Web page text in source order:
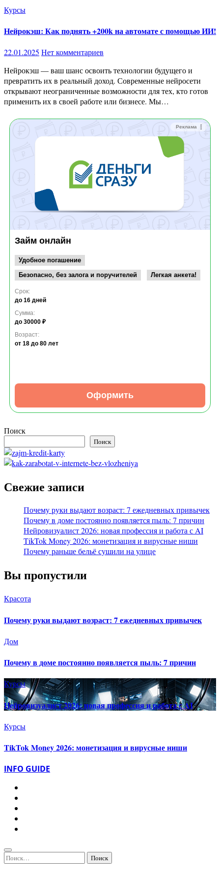
Курсы
Нейрокэш: Как поднять +200k на автомате с помощью ИИ!
22.01.2025 Нет комментариев
Нейрокэш — ваш шанс освоить технологии будущего и
превратить их в реальный доход. Современные нейросети
открывают неограниченные возможности для тех, кто готов
применить их в своей работе или бизнесе. Мы…
Реклама
Займ онлайн
Удобное погашение
Безопасно, без залога и поручителей
Легкая анкета!
Срок:
до 16 дней
Сумма:
до 30000 ₽
Возраст:
от 18 до 80 лет
Оформить
Поиск
Поиск
Свежие записи
Почему руки выдают возраст: 7 ежедневных привычек
Почему в доме постоянно появляется пыль: 7 причин
Нейровизуалист 2026: новая профессия и работа с AI
TikTok Money 2026: монетизация и вирусные ниши
Почему раньше бельё сушили на улице
Вы пропустили
Красота
Почему руки выдают возраст: 7 ежедневных привычек
Дом
Почему в доме постоянно появляется пыль: 7 причин
Курсы
Нейровизуалист 2026: новая профессия и работа с AI
Курсы
TikTok Money 2026: монетизация и вирусные ниши
INFO GUIDE
Найти: